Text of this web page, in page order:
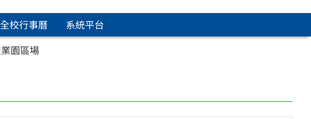
尋：
全校行事曆
系統平台
園區場